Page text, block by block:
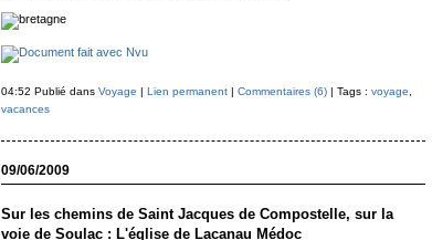
04:52 Publié dans Voyage | Lien permanent| Commentaires (6)| Tags : voyage
vacances
09/06/2009
Sur les chemins de Saint Jacques de Compostelle, sur la
voie de Soulac : L'église de Lacanau Médoc